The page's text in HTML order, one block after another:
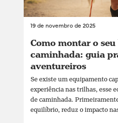
19 de novembro de 2025
Como montar o seu
caminhada: guia
aventureiros
Se existe um equipamento
experiência nas trilhas, esse
de caminhada.
equilíbrio, reduz o impacto